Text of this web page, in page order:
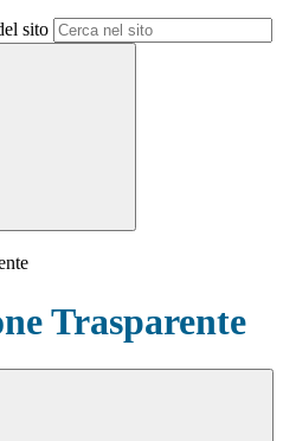
sito
Trasparente